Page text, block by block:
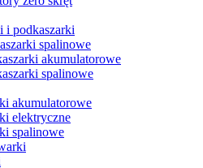
i podkaszarki
spalinowe
akumulatorowe
spalinowe
akumulatorowe
elektryczne
spalinowe